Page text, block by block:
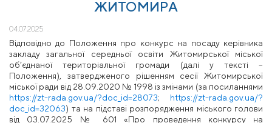
ЖИТОМИРА
04.07.2025
Відповідно до Положення про конкурс на посаду керівника
закладу загальної середньої освіти Житомирської міської
об’єднаної територіальної
громади (далі у тексті –
Положення), затвердженого рішенням сесії Житомирської
міської ради від 28.09.2020 № 1998 із змінами (за посиланнями
https://zt-rada.gov.ua/?doc_id=28073; https://zt-rada.gov.ua/?
doc_id=32063) та на підставі розпорядження міського голови
від 03.07.2025
№ 601 «Про проведення
конкурсу на